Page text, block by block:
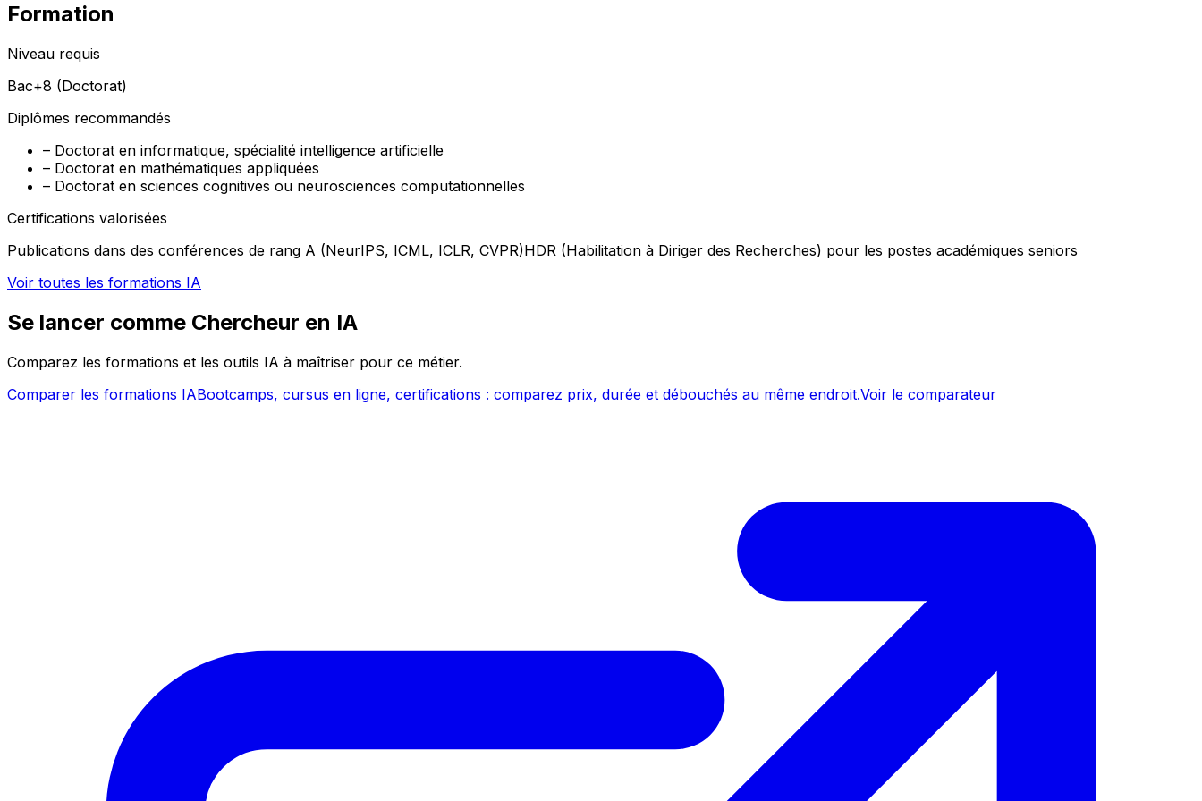
Formation
Niveau requis
Bac+8 (Doctorat)
Diplômes recommandés
– Doctorat en informatique, spécialité intelligence artificielle
– Doctorat en mathématiques appliquées
– Doctorat en sciences cognitives ou neurosciences computationnelles
Certifications valorisées
Publications dans des conférences de rang A (NeurIPS, ICML, ICLR, CVPR)HDR (Habilitation à Diriger des Recherches) pour les postes académiques seniors
Voir toutes les formations IA
Se lancer comme Chercheur en IA
Comparez les formations et les outils IA à maîtriser pour ce métier.
Comparer les formations IABootcamps, cursus en ligne, certifications : comparez prix, durée et débouchés au même endroit.Voir le comparateur